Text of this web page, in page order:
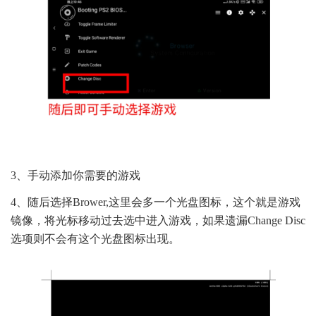
3、手动添加你需要的游戏
4、随后选择Brower,这里会多一个光盘图标，这个就是游戏
镜像，将光标移动过去选中进入游戏，如果遗漏Change Disc
选项则不会有这个光盘图标出现。